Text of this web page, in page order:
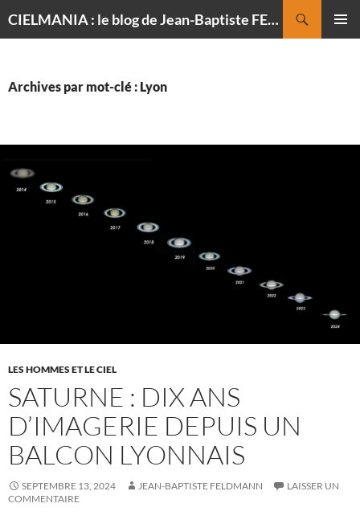
CIELMANIA : le blog de Jean-Baptiste FELDMANN, photographe du ciel
Archives par mot-clé : Lyon
LES HOMMES ET LE CIEL
SATURNE : DIX ANS
D’IMAGERIE DEPUIS UN
BALCON LYONNAIS
SEPTEMBRE 13, 2024 JEAN-BAPTISTE FELDMANN
LAISSER UN
COMMENTAIRE